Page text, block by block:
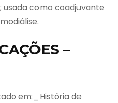
como coadjuvante
–
em:_História de